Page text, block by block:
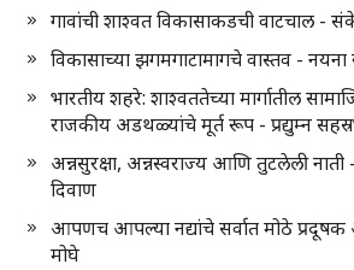
गावांची शाश्वत विकासाकडची वाटचाल -
विकासाच्या झगमगाटामागचे वास्तव -
भारतीय शहरे: शाश्वततेच्या मार्गातील
राजकीय अडथळ्यांचे मूर्त रूप - प्रद्युम्न
अन्नसुरक्षा, अन्नस्वराज्य आणि तुटलेली
दिवाण
आपणच आपल्या नद्यांचे सर्वात मोठे प्रदूषक
मोघे